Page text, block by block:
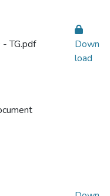
- TG.pdf
Down
load